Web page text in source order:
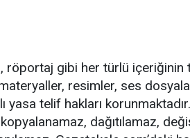
röportaj gibi her türlü içeriğinin
resimler, ses
telif hakları
dağıtılamaz,